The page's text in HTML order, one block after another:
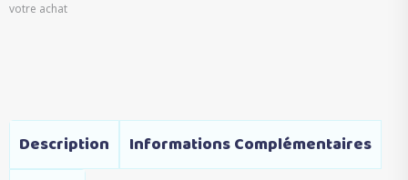
votre achat
Description
Informations Complémentaires